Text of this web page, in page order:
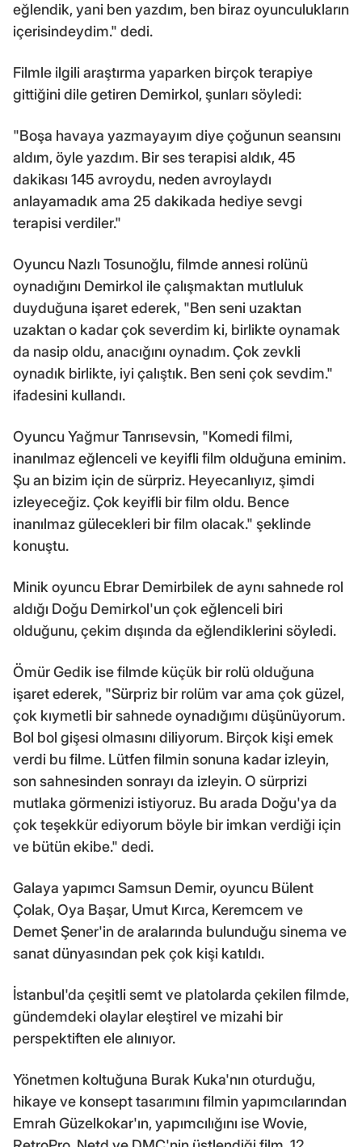
eğlendik, yani ben yazdım, ben biraz oyunculukların
içerisindeydim." dedi.
Filmle ilgili araştırma yaparken birçok terapiye
gittiğini dile getiren Demirkol, şunları söyledi:
"Boşa havaya yazmayayım diye çoğunun seansını
aldım, öyle yazdım. Bir ses terapisi aldık, 45
dakikası 145 avroydu, neden avroylaydı
anlayamadık ama 25 dakikada hediye sevgi
terapisi verdiler."
Oyuncu Nazlı Tosunoğlu, filmde annesi rolünü
oynadığını Demirkol ile çalışmaktan mutluluk
duyduğuna işaret ederek, "Ben seni uzaktan
uzaktan o kadar çok severdim ki, birlikte oynamak
da nasip oldu, anacığını oynadım. Çok zevkli
oynadık birlikte, iyi çalıştık. Ben seni çok sevdim."
ifadesini kullandı.
Oyuncu Yağmur Tanrısevsin, "Komedi filmi,
inanılmaz eğlenceli ve keyifli film olduğuna eminim.
Şu an bizim için de sürpriz. Heyecanlıyız, şimdi
izleyeceğiz. Çok keyifli bir film oldu. Bence
inanılmaz gülecekleri bir film olacak." şeklinde
konuştu.
Minik oyuncu Ebrar Demirbilek de aynı sahnede rol
aldığı Doğu Demirkol'un çok eğlenceli biri
olduğunu, çekim dışında da eğlendiklerini söyledi.
Ömür Gedik ise filmde küçük bir rolü olduğuna
işaret ederek, "Sürpriz bir rolüm var ama çok güzel,
çok kıymetli bir sahnede oynadığımı düşünüyorum.
Bol bol gişesi olmasını diliyorum. Birçok kişi emek
verdi bu filme. Lütfen filmin sonuna kadar izleyin,
son sahnesinden sonrayı da izleyin. O sürprizi
mutlaka görmenizi istiyoruz. Bu arada Doğu'ya da
çok teşekkür ediyorum böyle bir imkan verdiği için
ve bütün ekibe." dedi.
Galaya yapımcı Samsun Demir, oyuncu Bülent
Çolak, Oya Başar, Umut Kırca, Keremcem ve
Demet Şener'in de aralarında bulunduğu sinema ve
sanat dünyasından pek çok kişi katıldı.
İstanbul'da çeşitli semt ve platolarda çekilen filmde,
gündemdeki olaylar eleştirel ve mizahi bir
perspektiften ele alınıyor.
Yönetmen koltuğuna Burak Kuka'nın oturduğu,
hikaye ve konsept tasarımını filmin yapımcılarından
Emrah Güzelkokar'ın, yapımcılığını ise Wovie,